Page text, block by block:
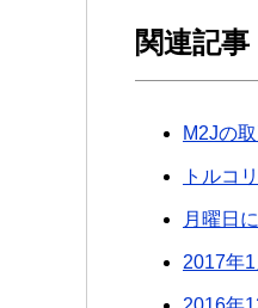
関連記事
M2Jの
トルコ
月曜日
2017年